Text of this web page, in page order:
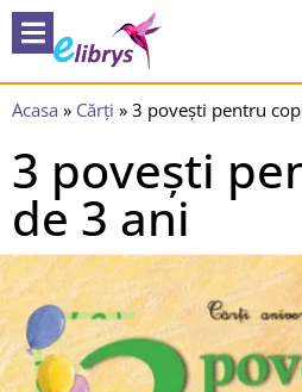
Acasa » Cărți » 3 povești pentru
3 povești
de 3 ani